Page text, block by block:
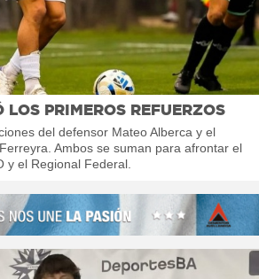
LOS PRIMEROS REFUERZOS
del defensor Mateo Alberca y el
Ambos se suman para afrontar el
y el Regional Federal.